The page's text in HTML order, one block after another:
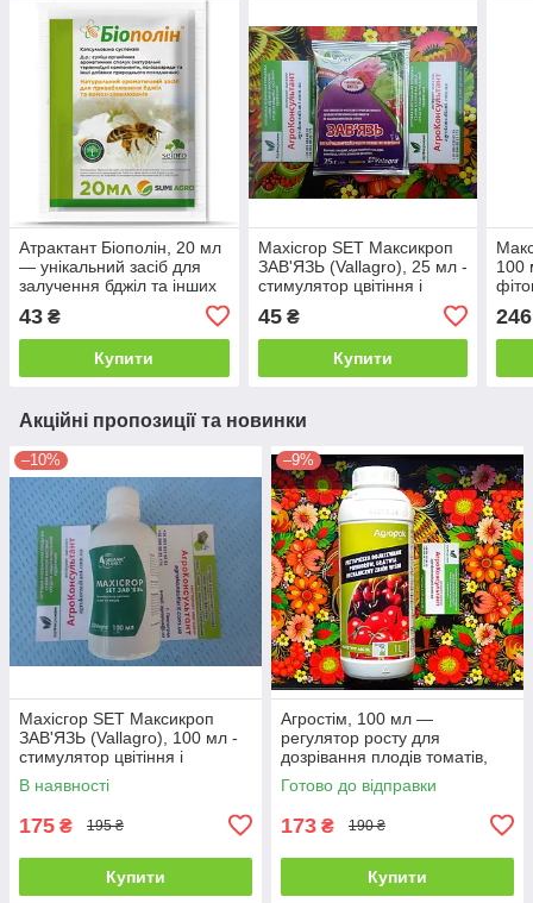
Атрактант Біополін, 20 мл
— унікальний засіб для
залучення бджіл та інших
43 ₴
Купити
Махісгор SET Максикроп
ЗАВ'ЯЗЬ (Vallagro), 25 мл -
стимулятор цвітіння і
45₴
Купити
100
246
Акційні пропозиції та новинки
–10%
Махісгор SET Максикроп
ЗАВ'ЯЗЬ (Vallagro), 100 мл -
стимулятор цвітіння і
зав'язування плодів препарат
В наявності
175 ₴ 195 ₴
Купити
–9%
Агростім, 100 мл —
регулятор росту для
дозрівання плодів томатів,
томату, полуниці, яблуку,
вишні дозрівач препарат
Готово до відправки
173 ₴ 190 ₴
Купити